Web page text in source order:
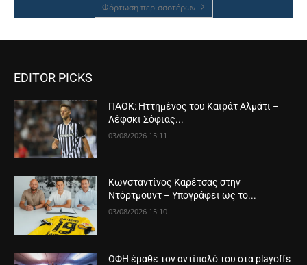
Φόρτωση περισσοτέρων
EDITOR PICKS
ΠΑΟΚ: Ηττημένος του Καϊράτ Αλμάτι –
Λέφσκι Σόφιας...
03/08/2026 15:11
Κωνσταντίνος Καρέτσας στην
Ντόρτμουντ – Υπογράφει ως το...
03/08/2026 15:10
ΟΦΗ έμαθε τον αντίπαλό του στα playoffs